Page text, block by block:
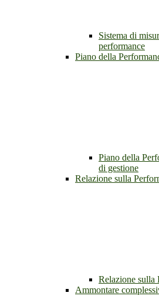
Sistema di
performance
Piano della
Piano della
di gestione
Relazione sulla
Relazione sulla
Ammontare